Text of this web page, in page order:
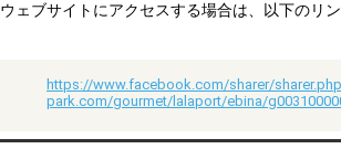
ウェブサイトにアクセスする場合は、以下のリ
https://www.facebook.com/sharer/
park.com/gourmet/lalaport/ebina/